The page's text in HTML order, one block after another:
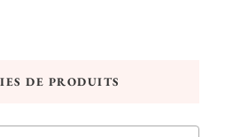
DE PRODUITS